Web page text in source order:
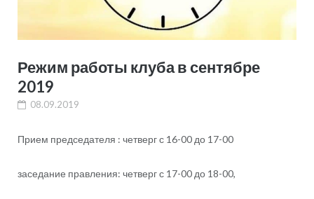
Режим работы клуба в сентябре
2019
08.09.2019
Прием председателя : четверг с 16-00 до 17-00
заседание правления: четверг с 17-00 до 18-00,